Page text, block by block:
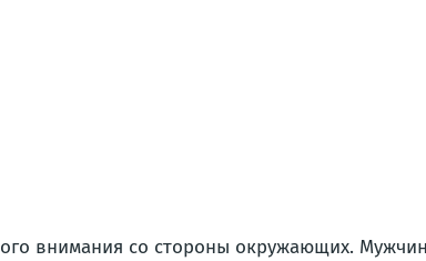
внимания со стороны окружающих.